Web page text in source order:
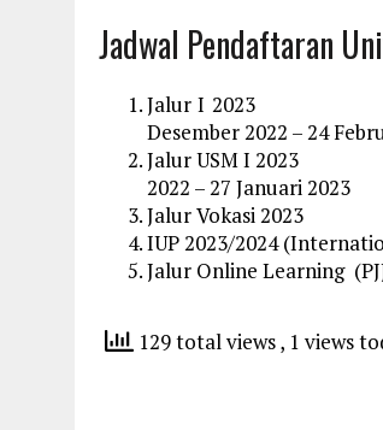
Jadwal Pendaftaran
Jalur I
Desember 2022 – 24
Jalur USM I
2022 – 27 Januari 2023
Jalur Vokasi
IUP 2023/2024
Jalur Online Learning
129 total views, 1 views